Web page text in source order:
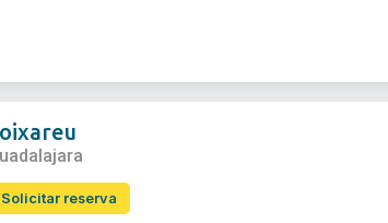
Solicitar reserva